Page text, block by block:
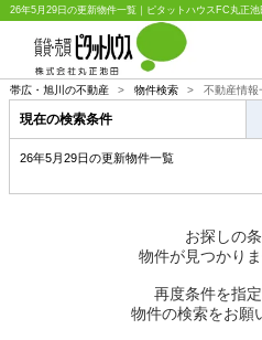
26年5月29日の更新物件一覧｜ピタットハウスFC丸正池
帯広・旭川の不動産 > 物件検索 > 不動産情報
現在の検索条件
26年5月29日の更新物件一覧
お探しの
物件が見つかりま
再度条件を指
物件の検索をお願